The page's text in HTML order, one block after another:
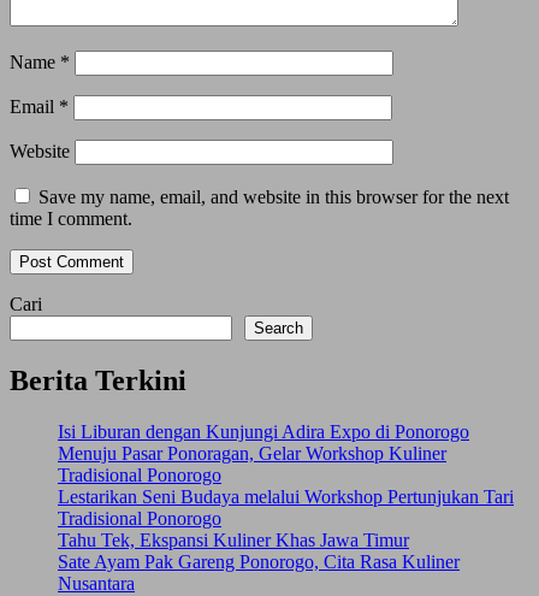
Name *
Email *
Website
Save my name, email, and website in this browser for the next
time I comment.
Cari
Search
Berita Terkini
Isi Liburan dengan Kunjungi Adira Expo di Ponorogo
Menuju Pasar Ponoragan, Gelar Workshop Kuliner
Tradisional Ponorogo
Lestarikan Seni Budaya melalui Workshop Pertunjukan Tari
Tradisional Ponorogo
Tahu Tek, Ekspansi Kuliner Khas Jawa Timur
Sate Ayam Pak Gareng Ponorogo, Cita Rasa Kuliner
Nusantara